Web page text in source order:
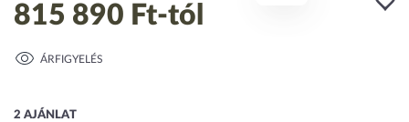
815 890 Ft-tól
ÁRFIGYELÉS
2 AJÁNLAT